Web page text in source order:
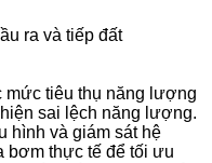
ra và tiếp đất
mức tiêu thụ năng lượng
sai lệch năng lượng.
hình và giám sát hệ
bơm thực tế để tối ưu